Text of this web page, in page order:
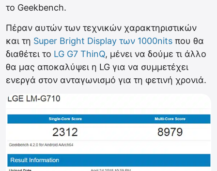
το Geekbench.
Πέραν αυτών των τεχνικών χαρακτηριστικών
και τη Super Bright Display των 1000nits που θα
διαθέτει το LG G7 ThinQ, μένει να δούμε τι άλλο
θα μας αποκαλύψει η LG για να συμμετέχει
ενεργά στον ανταγωνισμό για τη φετινή χρονιά.